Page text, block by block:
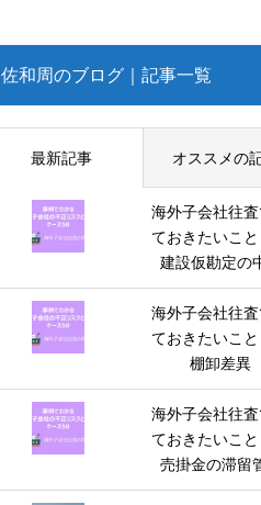
佐和周のブログ｜記事一覧
最新記事 オススメの
海外子会社往
ておきたいこ
建設仮勘定の
海外子会社往
ておきたいこ
棚卸差異
海外子会社往
ておきたいこ
売掛金の滞留